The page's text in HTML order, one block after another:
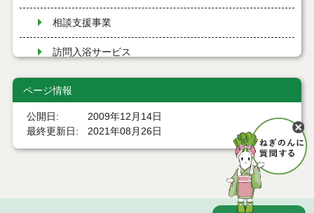
相談支援事業
訪問入浴サービス
芸術文化活動振興
地域生活支援事業
ページ情報
公開日
2009年12月14日
最終更新日
2021年08月26日